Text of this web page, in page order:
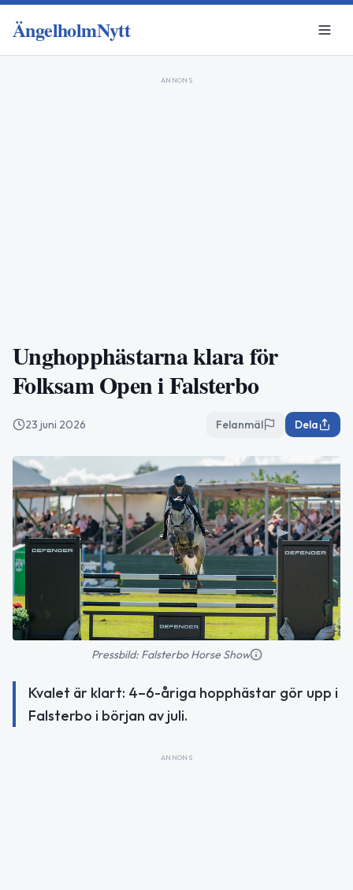
ÄngelholmNytt
ANNONS
Unghopphästarna klara för
Folksam Open i Falsterbo
23 juni 2026 Felanmäl Dela
Pressbild: Falsterbo Horse Show
Kvalet är klart: 4–6-åriga hopphästar gör upp i
Falsterbo i början av juli.
ANNONS